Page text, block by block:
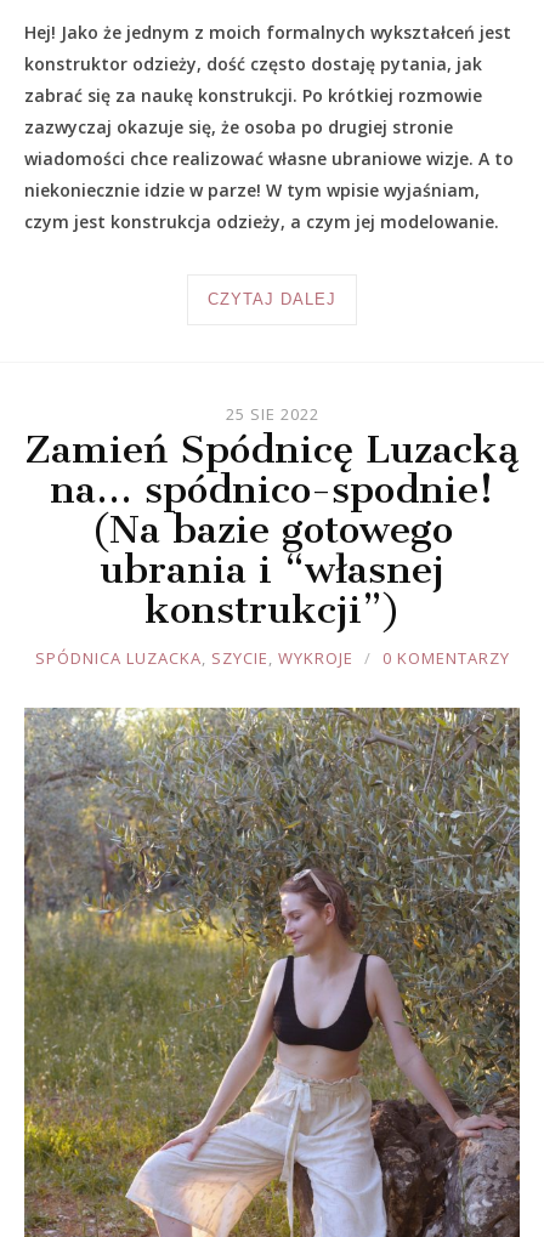
Hej! Jako że jednym z moich formalnych wykształceń jest
konstruktor odzieży, dość często dostaję pytania, jak
zabrać się za naukę konstrukcji. Po krótkiej rozmowie
zazwyczaj okazuje się, że osoba po drugiej stronie
wiadomości chce realizować własne ubraniowe wizje. A to
niekoniecznie idzie w parze! W tym wpisie wyjaśniam,
czym jest konstrukcja odzieży, a czym jej modelowanie.
CZYTAJ DALEJ
25 SIE 2022
Zamień Spódnicę Luzacką
na… spódnico-spodnie!
(Na bazie gotowego
ubrania i “własnej
konstrukcji”)
JOULE
SPÓDNICA LUZACKA, SZYCIE, WYKROJE 0 KOMENTARZY